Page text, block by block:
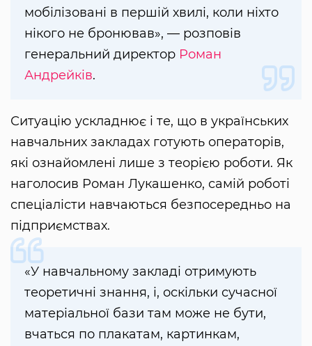
мобілізовані в першій хвилі, коли ніхто
нікого не бронював», — розповів
генеральний директор Роман
Андрейків.
Ситуацію ускладнює і те, що в українських
навчальних закладах готують операторів,
які ознайомлені лише з теорією роботи. Як
наголосив Роман Лукашенко, самій роботі
спеціалісти навчаються безпосередньо на
підприємствах.
«У навчальному закладі отримують
теоретичні знання, і, оскільки сучасної
матеріальної бази там може не бути,
вчаться по плакатам, картинкам,